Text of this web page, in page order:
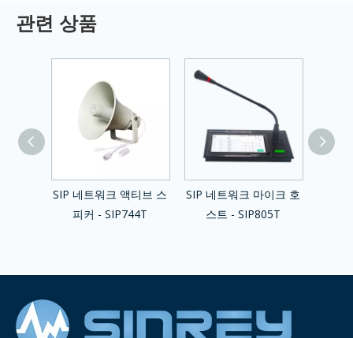
관련 상품
SIP 네트워크 액티브 스
피커 - SIP744T
SIP 네트워크 마이크 호
스트 - SIP805T